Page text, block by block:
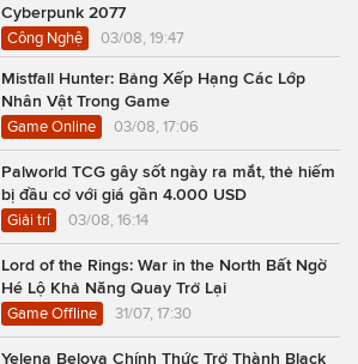
Cyberpunk 2077
Công Nghệ 03/08, 19:47
Mistfall Hunter: Bảng Xếp Hạng Các Lớp
Nhân Vật Trong Game
Game Online 03/08, 17:06
Palworld TCG gây sốt ngày ra mắt, thẻ hiếm
bị đầu cơ với giá gần 4.000 USD
Giải trí 03/08, 16:14
Lord of the Rings: War in the North Bất Ngờ
Hé Lộ Khả Năng Quay Trở Lại
Game Offline 31/07, 17:30
Yelena Belova Chính Thức Trở Thành Black